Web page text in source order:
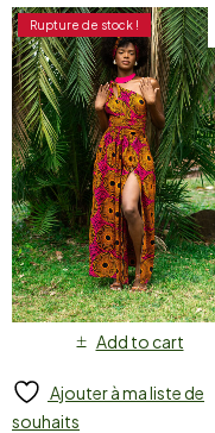
Rupture de stock !
Add to cart
Ajouter à ma liste de
souhaits